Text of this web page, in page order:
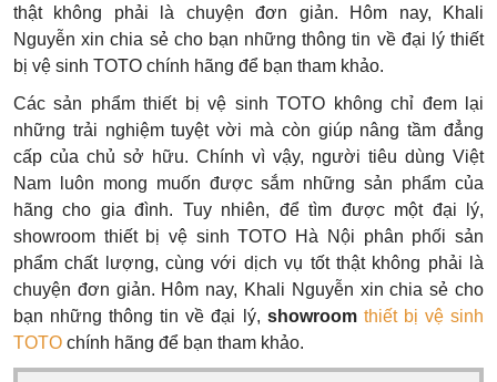
thật không phải là chuyện đơn giản. Hôm nay, Khali
Nguyễn xin chia sẻ cho bạn những thông tin về đại lý thiết
bị vệ sinh TOTO chính hãng để bạn tham khảo.
Các sản phẩm thiết bị vệ sinh TOTO không chỉ đem lại
những trải nghiệm tuyệt vời mà còn giúp nâng tầm đẳng
cấp của chủ sở hữu. Chính vì vậy, người tiêu dùng Việt
Nam luôn mong muốn được sắm những sản phẩm của
hãng cho gia đình. Tuy nhiên, đểtìm được một đại lý,
showroom thiết bị vệ sinh TOTO Hà Nội phân phối sản
phẩm chất lượng, cùng với dịch vụ tốt thật không phải là
chuyện đơn giản. Hôm nay, Khali Nguyễn xin chia sẻ cho
bạn những thông tin về đại lý, showroom thiết bị vệ sinh
TOTO chính hãng để bạn tham khảo.